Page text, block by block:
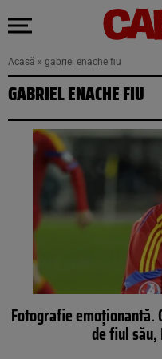
Acasă » gabriel enache fiu
GABRIEL ENACHE FIU
Fotografie emoţionantă.
de fiul